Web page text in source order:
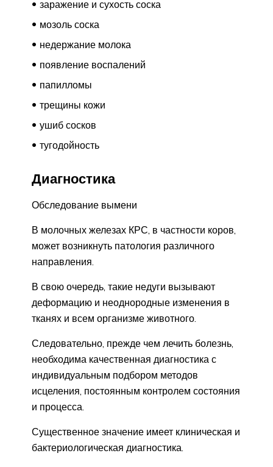
заражение и сухость соска
мозоль соска
недержание молока
появление воспалений
папилломы
трещины кожи
ушиб сосков
тугодойность
Диагностика
Обследование вымени
В молочных железах КРС, в частности коров,
может возникнуть патология различного
направления.
В свою очередь, такие недуги вызывают
деформацию и неоднородные изменения в
тканях и всем организме животного.
Следовательно, прежде чем лечить болезнь,
необходима качественная диагностика с
индивидуальным подбором методов
исцеления, постоянным контролем состояния
и процесса.
Существенное значение имеет клиническая и
бактериологическая диагностика.